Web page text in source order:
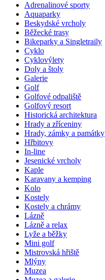
Adrenalinové sporty
Aquaparky
Beskydské vrcholy
Běžecké trasy
Bikeparky a Singletraily
Cyklo
Cyklovýlety
Doly a štoly
Galerie
Golf
Golfové odpaliště
Golfový resort
Historická architektura
Hrady a zříceniny
Hrady, zámky a památky
Hřbitovy
In-line
Jesenické vrcholy
Kaple
Karavany a kemping
Kolo
Kostely
Kostely a chrámy
Lázně
Lázně a relax
Lyže a běžky
Mini golf
Mistrovská hřiště
Mlýny
Muzea